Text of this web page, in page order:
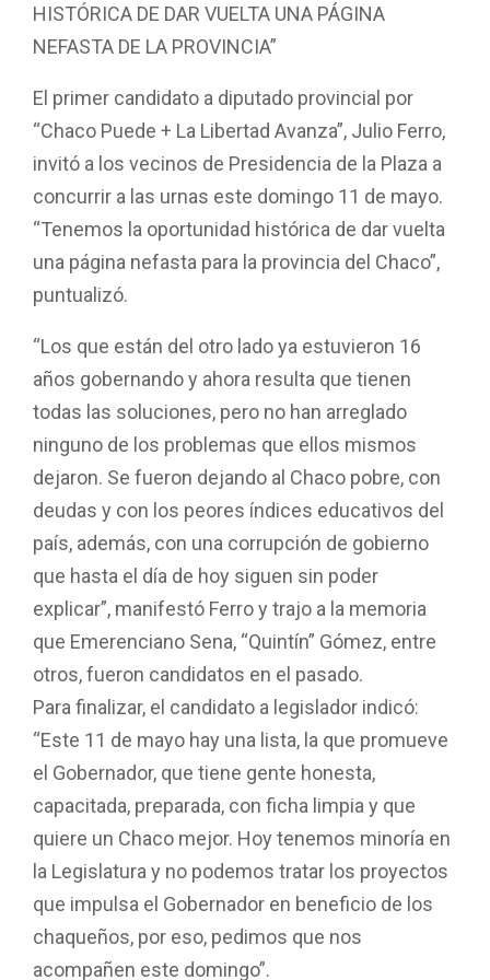
HISTÓRICA DE DAR VUELTA UNA PÁGINA
NEFASTA DE LA PROVINCIA”
El primer candidato a diputado provincial por
“Chaco Puede + La Libertad Avanza”, Julio Ferro,
invitó a los vecinos de Presidencia de la Plaza a
concurrir a las urnas este domingo 11 de mayo.
“Tenemos la oportunidad histórica de dar vuelta
una página nefasta para la provincia del Chaco”,
puntualizó.
“Los que están del otro lado ya estuvieron 16
años gobernando y ahora resulta que tienen
todas las soluciones, pero no han arreglado
ninguno de los problemas que ellos mismos
dejaron. Se fueron dejando al Chaco pobre, con
deudas y con los peores índices educativos del
país, además, con una corrupción de gobierno
que hasta el día de hoy siguen sin poder
explicar”, manifestó Ferro y trajo a la memoria
que Emerenciano Sena, “Quintín” Gómez, entre
otros, fueron candidatos en el pasado.
Para finalizar, el candidato a legislador indicó:
“Este 11 de mayo hay una lista, la que promueve
el Gobernador, que tiene gente honesta,
capacitada, preparada, con ficha limpia y que
quiere un Chaco mejor. Hoy tenemos minoría en
la Legislatura y no podemos tratar los proyectos
que impulsa el Gobernador en beneficio de los
chaqueños, por eso, pedimos que nos
acompañen este domingo”.